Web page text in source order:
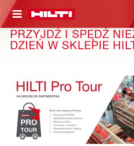
GŁÓWNEJ
PRZYJDŹ I SPĘDŹ
DZIEŃ W SKLEPIE